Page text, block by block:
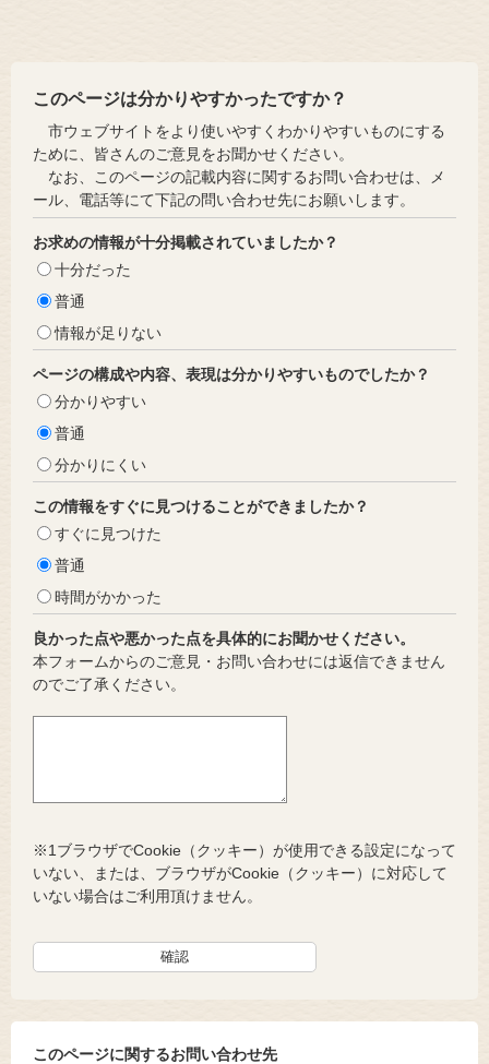
このページは分かりやすかったですか？
市ウェブサイトをより使いやすくわかりやすいものにする
ために、皆さんのご意見をお聞かせください。
なお、このページの記載内容に関するお問い合わせは、メ
ール、電話等にて下記の問い合わせ先にお願いします。
お求めの情報が十分掲載されていましたか？
十分だった
普通
情報が足りない
ページの構成や内容、表現は分かりやすいものでしたか？
分かりやすい
普通
分かりにくい
この情報をすぐに見つけることができましたか？
すぐに見つけた
普通
時間がかかった
良かった点や悪かった点を具体的にお聞かせください。
本フォームからのご意見・お問い合わせには返信できません
のでご了承ください。
※1ブラウザでCookie（クッキー）が使用できる設定になって
いない、または、ブラウザがCookie（クッキー）に対応して
いない場合はご利用頂けません。
このページに関するお問い合わせ先